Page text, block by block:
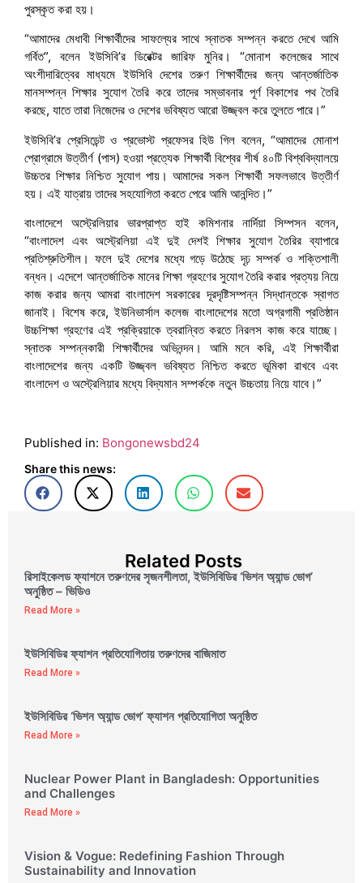
পুরস্কৃত করা হয়।
“আমাদের মেধাবী শিক্ষার্থীদের সাফল্যের সাথে স্নাতক সম্পন্ন করতে দেখে আমি
গর্বিত”, বলেন ইউসিবি’র ডিরেক্টর জারিফ মুনির। “মোনাশ কলেজের সাথে
অংশীদারিত্বের মাধ্যমে ইউসিবি দেশের তরুণ শিক্ষার্থীদের জন্য আন্তর্জাতিক
মানসম্পন্ন শিক্ষার সুযোগ তৈরি করে তাদের সম্ভাবনার পূর্ণ বিকাশের পথ তৈরি
করছে, যাতে তারা নিজেদের ও দেশের ভবিষ্যত আরো উজ্জ্বল করে তুলতে পারে।”
ইউসিবি’র প্রেসিডেন্ট ও প্রভোস্ট প্রফেসর হিউ গিল বলেন, “আমাদের মোনাশ
প্রোগ্রামে উত্তীর্ণ (পাস) হওয়া প্রত্যেক শিক্ষার্থী বিশ্বের শীর্ষ ৪০টি বিশ্ববিদ্যালয়ে
উচ্চতর শিক্ষার নিশ্চিত সুযোগ পায়। আমাদের সকল শিক্ষার্থী সফলভাবে উত্তীর্ণ
হয়। এই যাত্রায় তাদের সহযোগিতা করতে পেরে আমি আনন্দিত।”
বাংলাদেশে অস্ট্রেলিয়ার ভারপ্রাপ্ত হাই কমিশনার নার্দিয়া সিম্পসন বলেন,
“বাংলাদেশ এবং অস্ট্রেলিয়া এই দুই দেশই শিক্ষার সুযোগ তৈরির ব্যাপারে
প্রতিশ্রুতিশীল। ফলে দুই দেশের মধ্যে গড়ে উঠেছে দৃঢ় সম্পর্ক ও শক্তিশালী
বন্ধন। এদেশে আন্তর্জাতিক মানের শিক্ষা গ্রহণের সুযোগ তৈরি করার প্রত্যয় নিয়ে
কাজ করার জন্য আমরা বাংলাদেশ সরকারের দূরদৃষ্টিসম্পন্ন সিদ্ধান্তকে স্বাগত
জানাই। বিশেষ করে, ইউনিভার্সাল কলেজ বাংলাদেশের মতো অগ্রগামী প্রতিষ্ঠান
উচ্চশিক্ষা গ্রহণের এই প্রক্রিয়াকে ত্বরান্বিত করতে নিরলস কাজ করে যাচ্ছে।
স্নাতক সম্পন্নকারী শিক্ষার্থীদের অভিনন্দন। আমি মনে করি, এই শিক্ষার্থীরা
বাংলাদেশের জন্য একটি উজ্জ্বল ভবিষ্যত নিশ্চিত করতে ভূমিকা রাখবে এবং
বাংলাদেশ ও অস্ট্রেলিয়ার মধ্যে বিদ্যমান সম্পর্ককে নতুন উচ্চতায় নিয়ে যাবে।”
Published in: Bongonewsbd24
Share this news:
Related Posts
রিসাইকেলড ফ্যাশনে তরুণদের সৃজনশীলতা, ইউসিবিডির ‘ভিশন অ্যান্ড ভোগ’
অনুষ্ঠিত – ভিডিও
Read More »
ইউসিবিডির ফ্যাশন প্রতিযোগিতায় তরুণদের বাজিমাত
Read More »
ইউসিবিডির ‘ভিশন অ্যান্ড ভোগ’ ফ্যাশন প্রতিযোগিতা অনুষ্ঠিত
Read More »
Nuclear Power Plant in Bangladesh: Opportunities
and Challenges
Read More »
Vision & Vogue: Redefining Fashion Through
Sustainability and Innovation